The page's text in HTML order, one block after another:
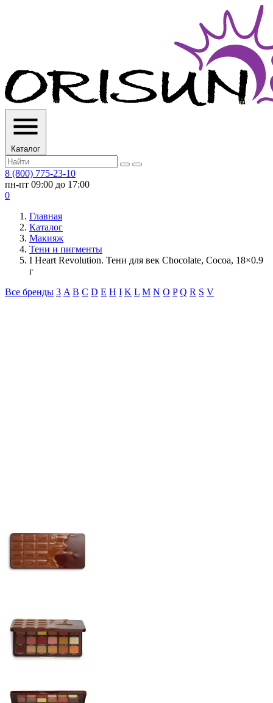
Каталог
8 (800) 775-23-10
пн-пт 09:00 до 17:00
0
Главная
Каталог
Макияж
Тени и пигменты
I Heart Revolution. Тени для век Chocolate, Cocoa, 18×0.9
г
Все бренды 3 A B C D E H I K L M N O P Q R S V